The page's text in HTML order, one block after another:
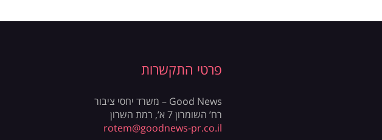
פרטי התקשרות
Good News – משרד יחסי ציבור
רח’ השומרון 7 א’, רמת השרון
rotem@goodnews-pr.co.il